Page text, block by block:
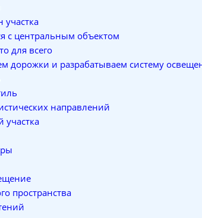
участка
с центральным объектом
для всего
дорожки и разрабатываем систему
направлений
участка
пространства